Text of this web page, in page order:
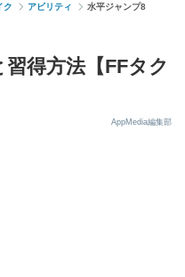
ク アビリティ 水平ジャンプ8
得方法【FFタク
AppMedia編集部